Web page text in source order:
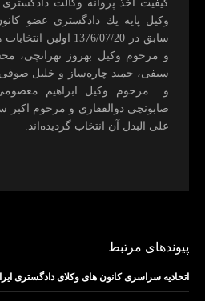
وكيل پايه يك دادگستری عضو
سابق در 1376/07/20
و مرحوم وکیل بهروز تهرانچی،
سيفی، حميد چاره‌ساز و خليل
و مرحوم وکیل ابراهيم
صابونچی ذوالفقاری و مرحوم
علی البدل آن انتخاب گرديده‌اند.
پیوندهای مرتبط
اتحادیه سراسری کانون های وکلای دادگستری